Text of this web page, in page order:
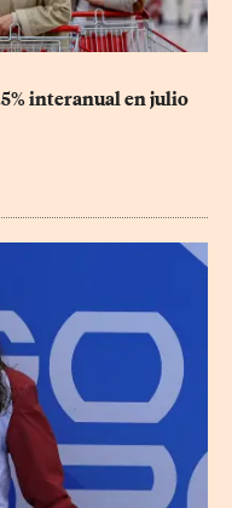
interanual en julio